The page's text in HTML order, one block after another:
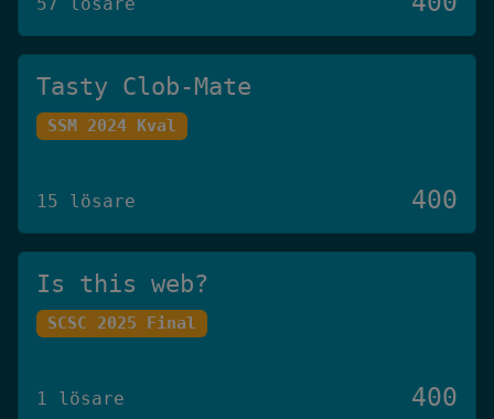
Tasty Clob-Mate
SSM 2024 Kval
15 lösare 400
Is this web?
SCSC 2025 Final
1 lösare 400